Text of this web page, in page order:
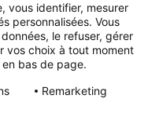
Auric - 72021
des solutions de
scolaires
vous identifier, mesurer
personnalisées. Vous
le refuser, gérer
vos choix à tout moment
bas de page.
Remarketing